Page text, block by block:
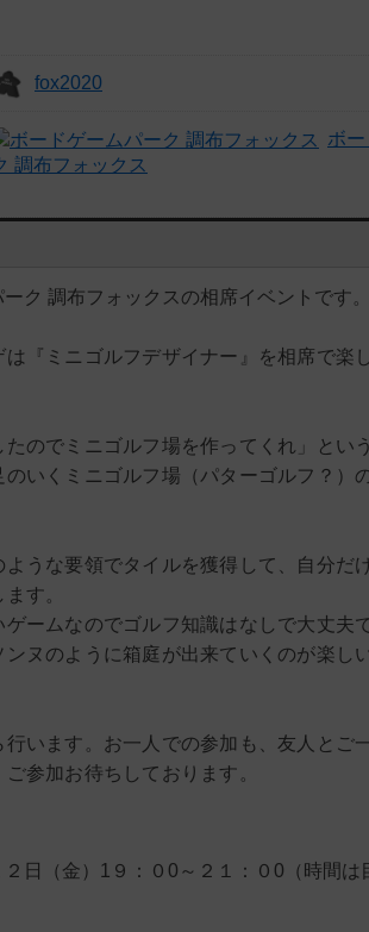
fox2020
ボ
調布フォックス
ク 調布フォックスの相席イベントです
は『ミニゴルフデザイナー』を相席で楽
たのでミニゴルフ場を作ってくれ」とい
のいくミニゴルフ場（パターゴルフ？）
ような要領でタイルを獲得して、自分だ
す。
ゲームなのでゴルフ知識はなしで大丈夫
ンヌのように箱庭が出来ていくのが楽し
行います。お一人での参加も、友人とご
参加お待ちしております。
２日（金）1９：０0～２１：０0（時間は